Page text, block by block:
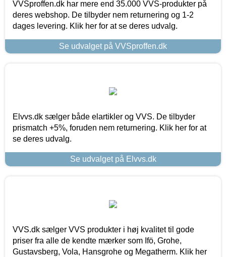
VVSproffen.dk har mere end 35.000 VVS-produkter på
deres webshop. De tilbyder nem returnering og 1-2
dages levering. Klik her for at se deres udvalg.
Se udvalget på VVSproffen.dk
Elvvs.dk sælger både elartikler og VVS. De tilbyder
prismatch +5%, foruden nem returnering. Klik her for at
se deres udvalg.
Se udvalget på Elvvs.dk
VVS.dk sælger VVS produkter i høj kvalitet til gode
priser fra alle de kendte mærker som Ifö, Grohe,
Gustavsberg, Vola, Hansgrohe og Megatherm. Klik her